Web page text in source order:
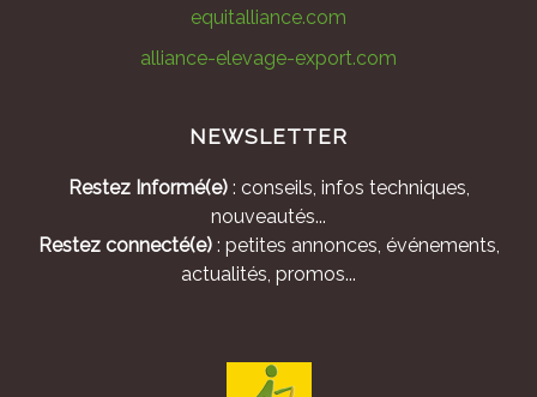
equitalliance.com
alliance-elevage-export.com
NEWSLETTER
Restez Informé(e): conseils, infos techniques,
nouveautés...
Restez connecté(e): petites annonces, événements,
actualités, promos...